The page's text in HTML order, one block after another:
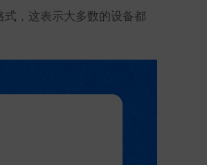
，这表示大多数的设备都